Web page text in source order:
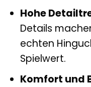
Hohe
Details
echten
Spielwert.
Komfort und